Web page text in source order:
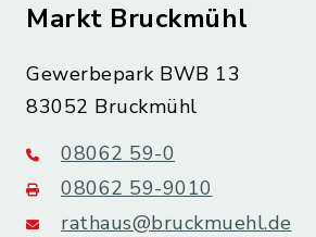
Markt Bruckmühl
Gewerbepark BWB 13
83052 Bruckmühl
08062 59-0
08062 59-9010
rathaus@bruckmuehl.de